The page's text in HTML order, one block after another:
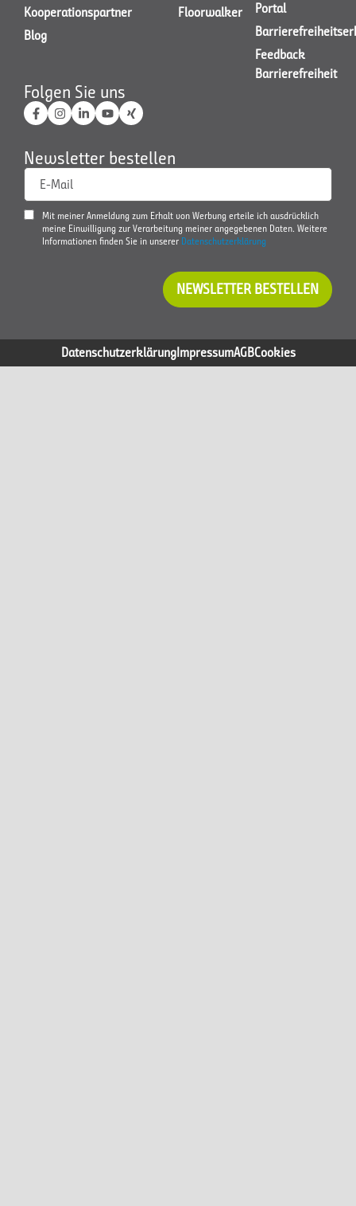
Kooperationspartner
Blog
Floorwalker
Portal
Feedback
Barrierefreiheit
Folgen Sie uns
Newsletter bestellen
E-Mail
Mit meiner Anmeldung zum Erhalt von Werbung erteile ich ausdrücklich
meine Einwilligung zur Verarbeitung meiner angegebenen Daten. Weitere
Informationen finden Sie in unserer Datenschutzerklärung
NEWSLETTER BESTELLEN
DatenschutzerklärungImpressumAGBCookies